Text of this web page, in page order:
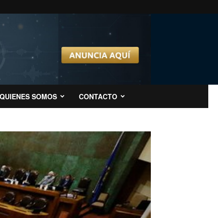
QUIENES SOMOS CONTACTO